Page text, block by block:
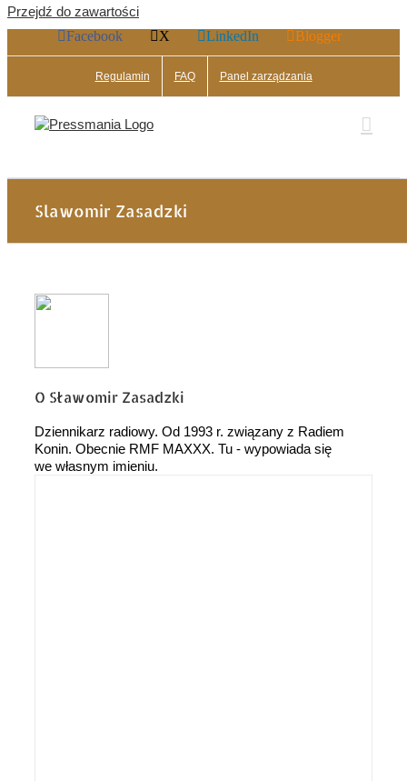
Przejdź do zawartości
Facebook
X LinkedIn Blogger
Regulamin FAQ Panel zarządzania
Slawomir Zasadzki
O Sławomir Zasadzki
Dziennikarz radiowy. Od 1993 r. związany z Radiem
Konin. Obecnie RMF MAXXX. Tu - wypowiada się
we własnym imieniu.